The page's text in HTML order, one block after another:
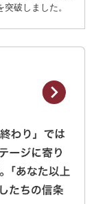
破しました。